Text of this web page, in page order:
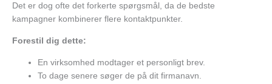
Det er dog ofte det forkerte spørgsmål, da de bedste
kampagner kombinerer flere kontaktpunkter.
Forestil dig dette:
En virksomhed modtager et personligt brev.
To dage senere søger de på dit firmanavn.